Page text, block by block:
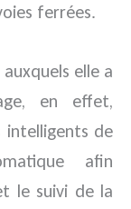
ferrées.
elle a
en effet,
intelligents de
afin
le suivi de la